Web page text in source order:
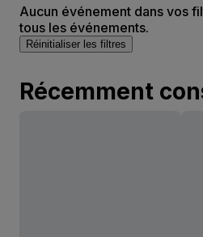
Aucun événement dans vos
tous les événements.
Réinitialiser les filtres
Récemment